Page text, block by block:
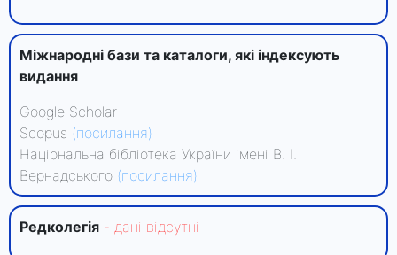
Міжнародні бази та каталоги, які індексують
видання
Google Scholar
Scopus (посилання)
Національна бібліотека України імені В. І.
Вернадського (посилання)
Редколегiя - данi вiдсутнi